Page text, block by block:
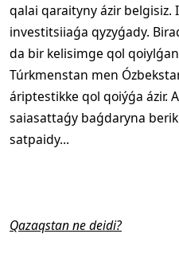
qalai qaraityny ázir belgisiz.
investitsiiaǵa qyzyǵady.
da bir kelisimge qol
Túrkmenstan men
áriptestikke qol qoiýǵa ázir.
saiasattaǵy baǵdaryna
satpaidy...
Qazaqstan ne deidi?